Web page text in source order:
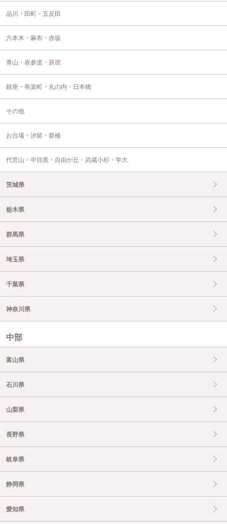
品川・田町・五反田
六本木・麻布・赤坂
青山・表参道・原宿
銀座・有楽町・丸の内・日本橋
その他
お台場・汐留・新橋
代官山・中目黒・自由が丘・武蔵小杉・学大
茨城県
栃木県
群馬県
埼玉県
千葉県
神奈川県
中部
富山県
石川県
山梨県
長野県
岐阜県
静岡県
愛知県